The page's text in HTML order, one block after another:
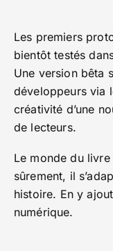
Les premiers
bientôt testés
Une version bêta
développeurs via
créativité d’une
de lecteurs.
Le monde du
sûrement, il
histoire. En y
numérique.